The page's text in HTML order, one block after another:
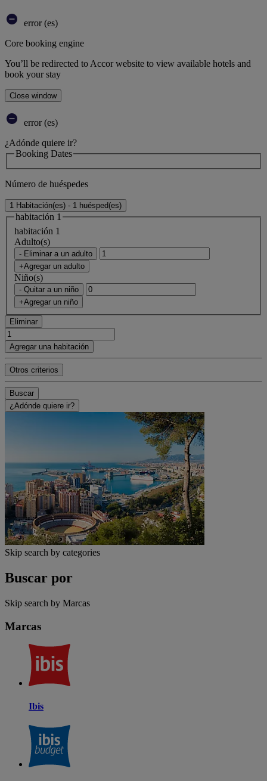
error (es)
Core booking engine
You’ll be redirected to Accor website to view available hotels and
book your stay
Close window
error (es)
¿Adónde quiere ir?
Booking Dates
Número de huéspedes
1 Habitación(es) - 1 huésped(es)
habitación 1
habitación 1
Adulto(s)
- Eliminar a un adulto
+Agregar un adulto
Niño(s)
- Quitar a un niño
+Agregar un niño
Eliminar
Agregar una habitación
Otros criterios
Buscar
¿Adónde quiere ir?
Skip search by categories
Buscar por
Skip search by Marcas
Marcas
Ibis